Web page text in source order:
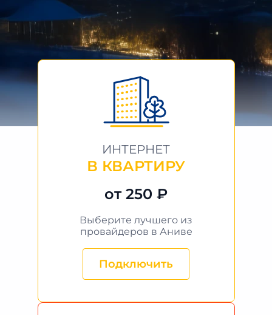
ИНТЕРНЕТ
В КВАРТИРУ
от 250 ₽
Выберите лучшего из
провайдеров в Аниве
Подключить